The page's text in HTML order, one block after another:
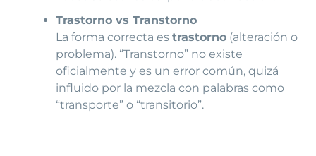
Trastorno vs Transtorno
La forma correcta estrastorno (alteración o
problema). “Transtorno” no existe
oficialmente y es un error común, quizá
influido por la mezcla con palabras como
“transporte” o “transitorio”.